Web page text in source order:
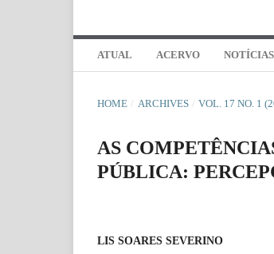
ATUAL ACERVO NOTÍCIAS
HOME / ARCHIVES / VOL. 17 NO. 1
AS
PÚBLICA:
LIS SOARES SEVERINO